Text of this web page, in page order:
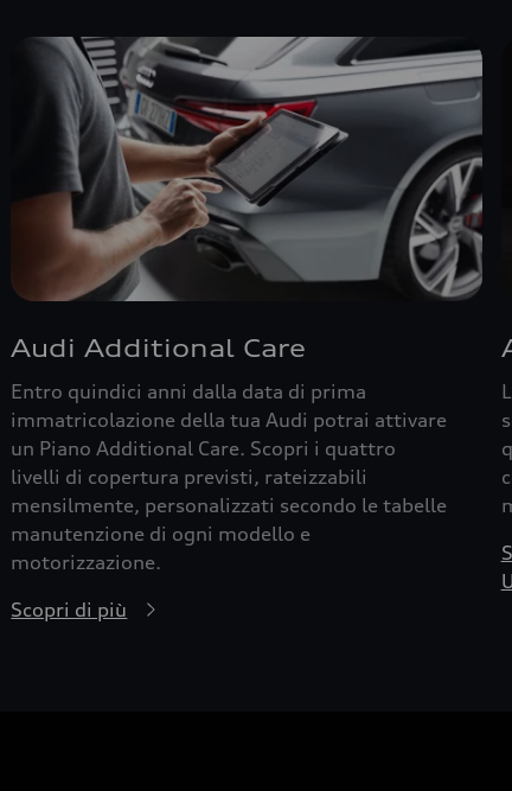
Audi Additional Care
Entro quindici anni dalla data di prima
immatricolazione della tua Audi potrai attivare
un Piano Additional Care. Scopri i quattro
livelli di copertura previsti, rateizzabili
mensilmente, personalizzati secondo le tabelle
manutenzione di ogni modello e
motorizzazione.
Scopri di più